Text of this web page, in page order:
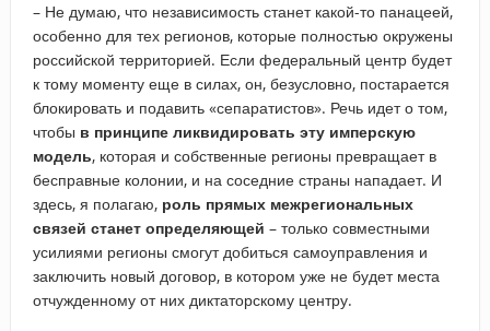
– Не думаю, что независимость станет какой-то панацеей,
особенно для тех регионов, которые полностью окружены
российской территорией. Если федеральный центр будет
к тому моменту еще в силах, он, безусловно, постарается
блокировать и подавить «сепаратистов». Речь идет о том,
чтобы в принципе ликвидировать эту имперскую
модель, которая и собственные регионы превращает в
бесправные колонии, и на соседние страны нападает. И
здесь, я полагаю, роль прямых межрегиональных
связей станет определяющей – только совместными
усилиями регионы смогут добиться самоуправления и
заключить новый договор, в котором уже не будет места
отчужденному от них диктаторскому центру.